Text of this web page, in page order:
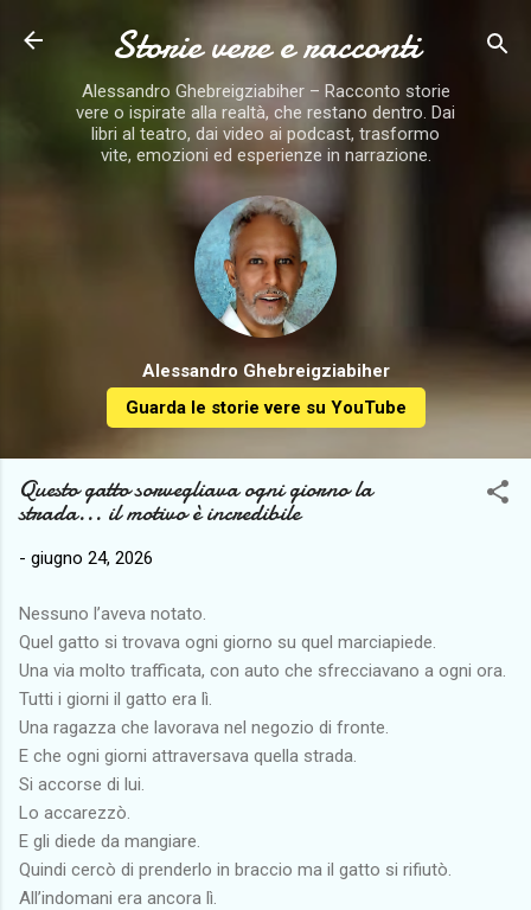
Storie vere e racconti
Alessandro Ghebreigziabiher – Racconto storie
vere o ispirate alla realtà, che restano dentro. Dai
libri al teatro, dai video ai podcast, trasformo
vite, emozioni ed esperienze in narrazione.
Alessandro Ghebreigziabiher
Guarda le storie vere su YouTube
Questo gatto sorvegliava ogni giorno la
strada... il motivo è incredibile
- giugno 24, 2026
Nessuno l’aveva notato.
Quel gatto si trovava ogni giorno su quel marciapiede.
Una via molto trafficata, con auto che sfrecciavano a ogni ora.
Tutti i giorni il gatto era lì.
Una ragazza che lavorava nel negozio di fronte.
E che ogni giorni attraversava quella strada.
Si accorse di lui.
Lo accarezzò.
E gli diede da mangiare.
Quindi cercò di prenderlo in braccio ma il gatto si rifiutò.
All’indomani era ancora lì.